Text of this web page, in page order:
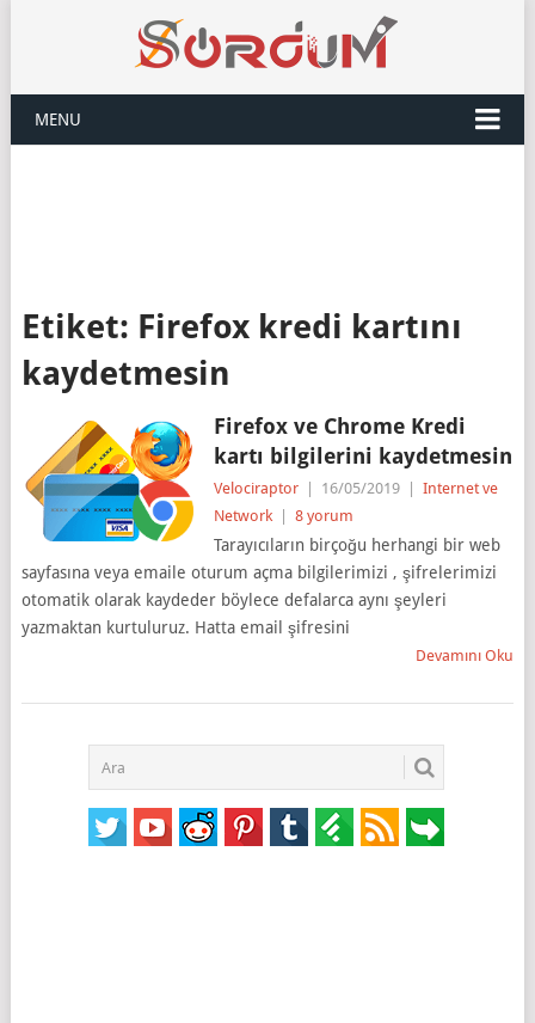
MENU
Etiket: Firefox kredi kartını
kaydetmesin
Firefox ve Chrome Kredi
kartı bilgilerini kaydetmesin
Velociraptor 16/05/2019
Internet ve
Network
8 yorum
Tarayıcıların birçoğu herhangi bir web
sayfasına veya emaile oturum açma bilgilerimizi , şifrelerimizi
otomatik olarak kaydeder böylece defalarca aynı şeyleri
yazmaktan kurtuluruz. Hatta email şifresini
Devamını Oku